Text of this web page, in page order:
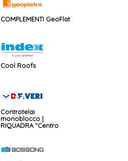
COMPLEMENTI GeoFlat
Cool Roofs
Controtelai
monoblocco |
RIQUADRA "Centro